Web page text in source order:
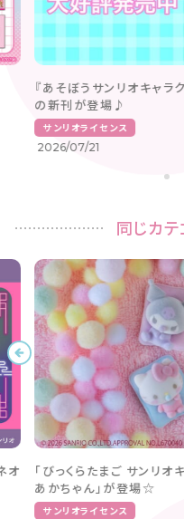
『あそぼうサンリオキャラ
の新刊が登場♪
サンリオライセンス
2026/07/21
同じカ
オ
「びっくらたまご サンリ
あかちゃん」が登場☆
サンリオライセンス